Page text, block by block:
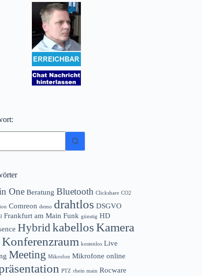
One Beratung Bluetooth Clickshare CO2
Comreon demo drahtlos DSGVO
Frankfurt am Main Funk günstig HD
Hybrid kabellosKamera
Konferenzraum kostenlos Live
Meeting Mikrofon Mikrofone online
PTZ rhein main Rocware